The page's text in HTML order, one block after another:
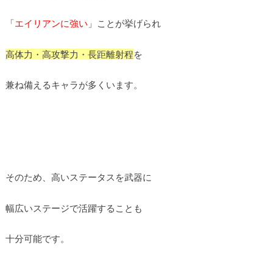
「エイリアンに強い 」ことが挙げられ
高体力・高攻撃力・長距離射程を
兼ね備えるキャラが多くいます。
そのため、高いステータスを武器に
幅広いステージで活躍することも
十分可能です。